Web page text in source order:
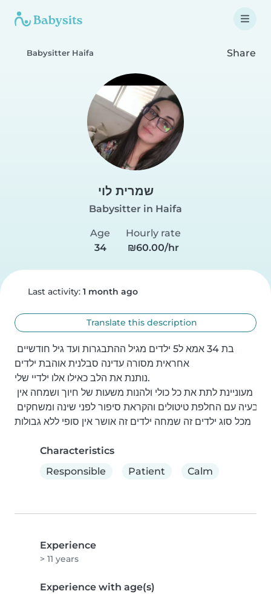
Babysitter Haifa Share
שמרית לוי
Babysitter in Haifa
Age
34
Hourly rate
₪60.00/hr
Last activity: 1 month ago
Translate this description
אחראית מסורה עדינה סבלנית אוהבת ילדים
נותנת את הלב כאילו אלו ילדיי שלי.
מכל סוג ילדים זה שמחה ילדים זה אושר אין סופי ללא גבולות
Characteristics
Responsible
Patient Calm
Experience
> 11 years
Experience with age(s)